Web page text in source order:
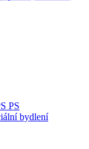
PS
bydlení